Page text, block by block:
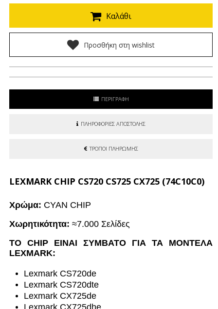
Καλάθι
Προσθήκη στη wishlist
ΠΕΡΙΓΡΑΦΗ
ΠΛΗΡΟΦΟΡΙΕΣ ΑΠΟΣΤΟΛΗΣ
ΤΡΟΠΟΙ ΠΛΗΡΩΜΗΣ
LEXMARK CHIP CS720 CS725 CX725 (74C10C0)
Χρώμα: CYAN CHIP
Χωρητικότητα: ≈7.000 Σελίδες
ΤΟ CHIP ΕΙΝΑΙ ΣΥΜΒΑΤΟ ΓΙΑ ΤΑ ΜΟΝΤΕΛΑ
LEXMARK:
Lexmark CS720de
Lexmark CS720dte
Lexmark CX725de
Lexmark CX725dhe